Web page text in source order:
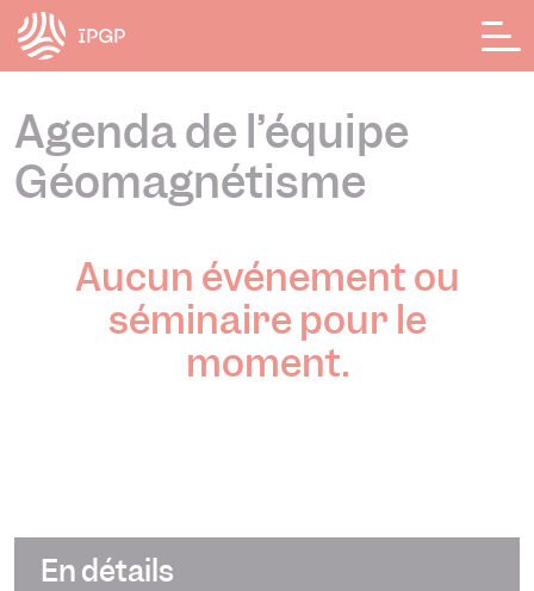
Agenda de l’équipe
Géomagnétisme
Aucun événement ou
séminaire pour le
moment.
En détails
Panneau de gestion des cookies